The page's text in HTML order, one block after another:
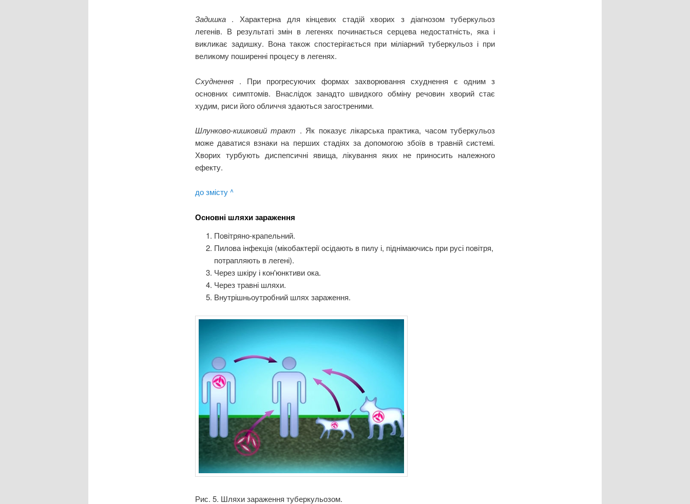
Задишка . Характерна для кінцевих стадій хворих з діагнозом туберкульоз
легенів. В результаті змін в легенях починається серцева недостатність, яка і
викликає задишку. Вона також спостерігається при міліарний туберкульоз і при
великому поширенні процесу в легенях.
Схуднення . При прогресуючих формах захворювання схуднення є одним з
основних симптомів. Внаслідок занадто швидкого обміну речовин хворий стає
худим, риси його обличчя здаються загостреними.
Шлунково-кишковий тракт . Як показує лікарська практика, часом туберкульоз
може даватися взнаки на перших стадіях за допомогою збоїв в травній системі.
Хворих турбують диспепсичні явища, лікування яких не приносить належного
ефекту.
до змісту ^
Основні шляхи зараження
Повітряно-крапельний.
Пилова інфекція (мікобактерії осідають в пилу і, піднімаючись при русі повітря,
потрапляють в легені).
Через шкіру і кон'юнктиви ока.
Через травні шляхи.
Внутрішньоутробний шлях зараження.
Рис. 5. Шляхи зараження туберкульозом.